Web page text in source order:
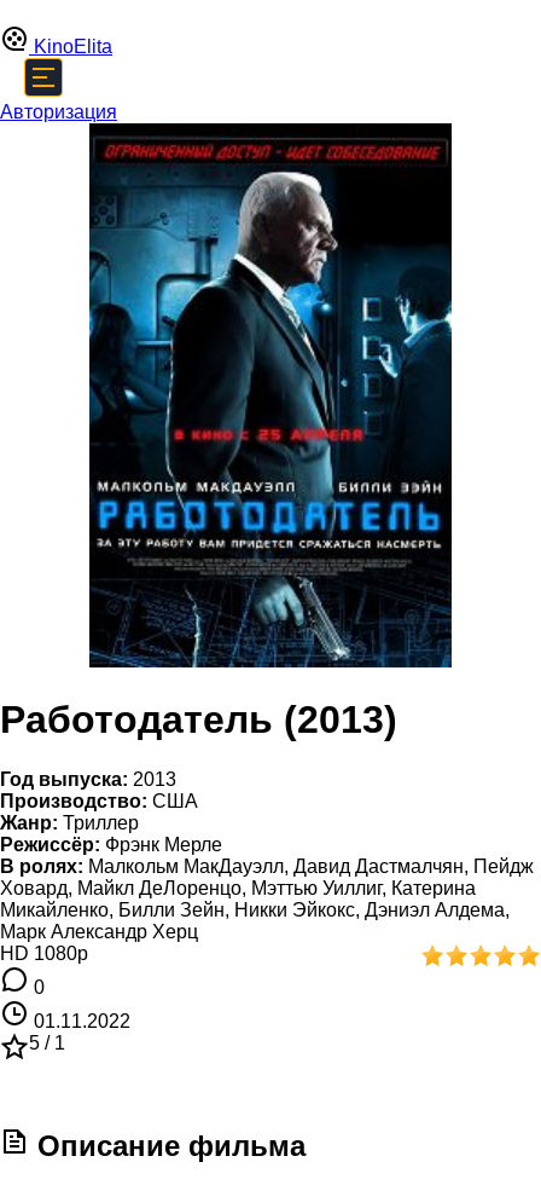
KinoElita
Авторизация
Работодатель (2013)
Год выпуска: 2013
Производство: США
Жанр: Триллер
Режиссёр: Фрэнк Мерле
В ролях: Малкольм МакДауэлл, Давид Дастмалчян, Пейдж
Ховард, Майкл ДеЛоренцо, Мэттью Уиллиг, Катерина
Микайленко, Билли Зейн, Никки Эйкокс, Дэниэл Алдема,
Марк Александр Херц
HD 1080p
0
01.11.2022
5 / 1
Описание фильма